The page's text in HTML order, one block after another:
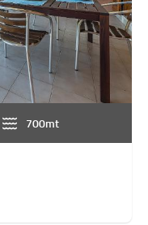
700mt